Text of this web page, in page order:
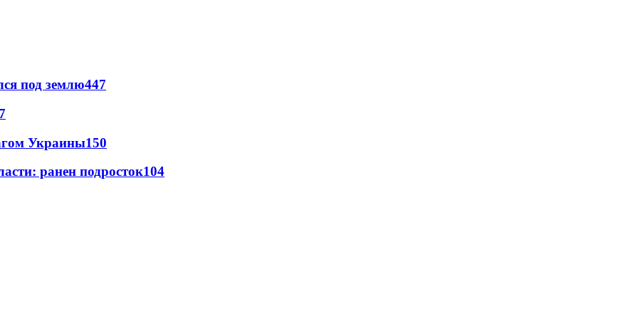
под землю447
Украины150
ранен подросток104